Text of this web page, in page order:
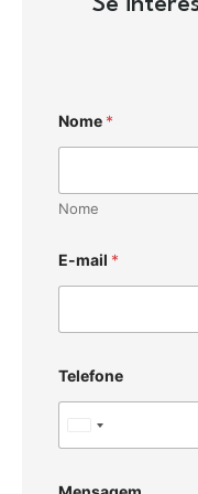
Nome *
Nome
E-mail *
Telefone
i